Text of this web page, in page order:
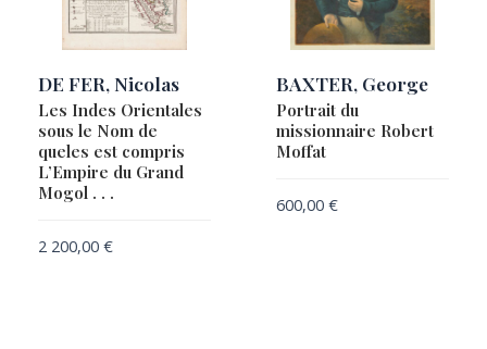
Jacques & HASS
LECLERC, Jean
LESPINASSE, Louis-Nicolas de
LIEBAUX, Henri
LINSCHOTEN, Jean Huygen van
LOTTER, Tobias Conrad
MASON, Arnold C. & HACKMAN, Robert J.
MERCATOR, Gerard / HALMA, François
DE FER, Nicolas
Les Indes Orientales
sous le Nom de
queles est compris
L’Empire du Grand
Mogol . . .
2 200,00 €
BAXTER, George
Portrait du
missionnaire Robert
Moffat
600,00 €